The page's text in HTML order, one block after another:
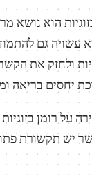
הוא נושא
גם
ולחזק את
יחסים בריאה
על רומן
יש תקשורת